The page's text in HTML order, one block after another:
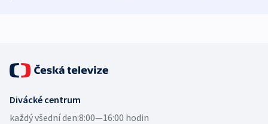
Divácké centrum
každý všední den:8:00—16:00 hodin